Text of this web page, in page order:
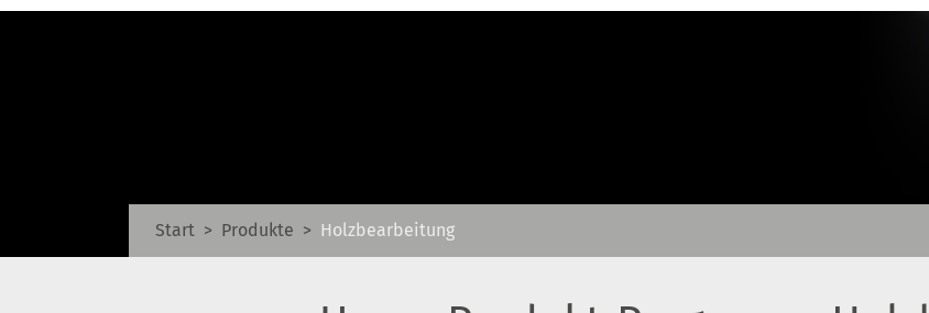
Start Produkte Holzbearbeitung